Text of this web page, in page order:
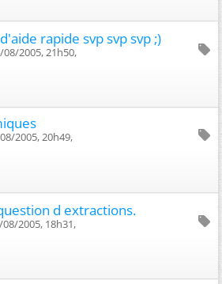
rapide svp svp svp ;)
2005, 21h50,
2005, 20h49,
d extractions.
2005, 18h31,